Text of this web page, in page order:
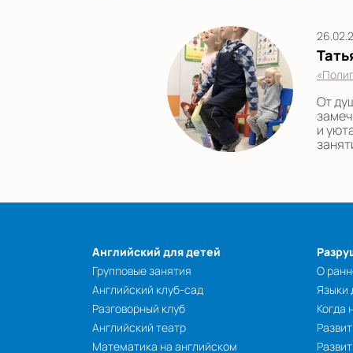
От
и
Английский для детей
Групповые занятия
Английский клуб-сад
Разговорный клуб
Английский театр
Математика на английском
О
Языки
Когда